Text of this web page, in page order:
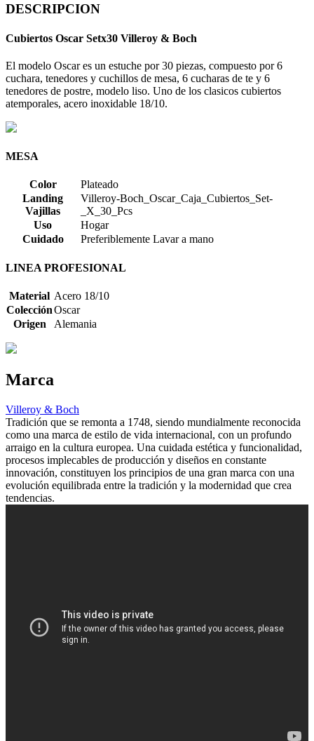
DESCRIPCION
Cubiertos Oscar Setx30 Villeroy & Boch
El modelo Oscar es un estuche por 30 piezas, compuesto por 6
cuchara, tenedores y cuchillos de mesa, 6 cucharas de te y 6
tenedores de postre, modelo liso. Uno de los clasicos cubiertos
atemporales, acero inoxidable 18/10.
MESA
Color
Plateado
Landing
Vajillas
Villeroy-Boch_Oscar_Caja_Cubiertos_Set-
_X_30_Pcs
Uso
Hogar
Cuidado
Preferiblemente Lavar a mano
LINEA PROFESIONAL
Material Acero 18/10
ColecciónOscar
Origen
Alemania
Marca
Villeroy & Boch
Tradición que se remonta a 1748, siendo mundialmente reconocida
como una marca de estilo de vida internacional, con un profundo
arraigo en la cultura europea. Una cuidada estética y funcionalidad,
procesos implecables de producción y diseños en constante
innovación, constituyen los principios de una gran marca con una
evolución equilibrada entre la tradición y la modernidad que crea
tendencias.